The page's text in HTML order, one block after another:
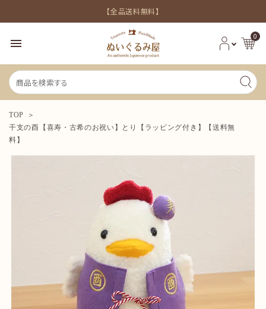
【全品送料無料】
menu
0
TOP
干支の酉【喜寿・古希のお祝い】とり【ラッピング付き】【送料無
料】